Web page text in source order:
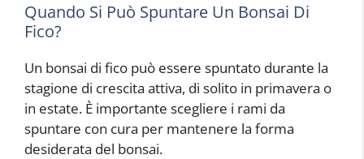
Quando Si Può Spuntare Un Bonsai Di
Fico?
Un bonsai di fico può essere spuntato durante la
stagione di crescita attiva, di solito in primavera o
in estate. È importante scegliere i rami da
spuntare con cura per mantenere la forma
desiderata del bonsai.